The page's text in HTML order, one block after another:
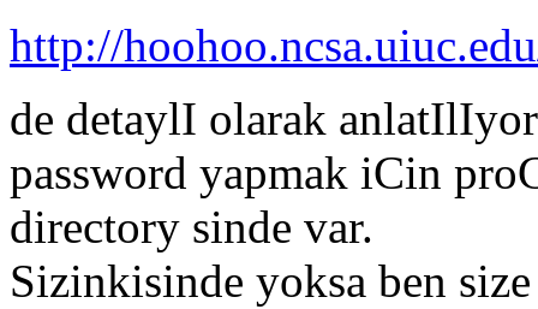
http://
de detaylI olarak
password yapmak iCin
directory sinde var.
Sizinkisinde yoksa ben